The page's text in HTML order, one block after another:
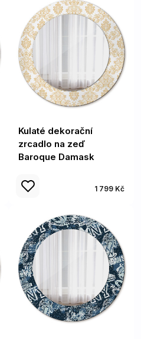
Kulaté dekorační
zrcadlo na zeď
Baroque Damask
1 799 Kč